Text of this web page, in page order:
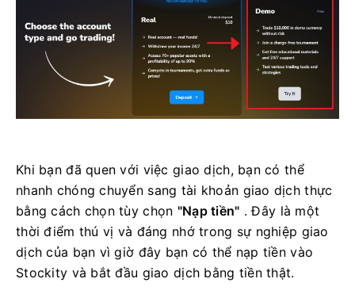
Khi bạn đã quen với việc giao dịch, bạn có thể
nhanh chóng chuyển sang tài khoản giao dịch thực
bằng cách chọn tùy chọn "Nạp tiền" . Đây là một
thời điểm thú vị và đáng nhớ trong sự nghiệp giao
dịch của bạn vì giờ đây bạn có thể nạp tiền vào
Stockity và bắt đầu giao dịch bằng tiền thật.